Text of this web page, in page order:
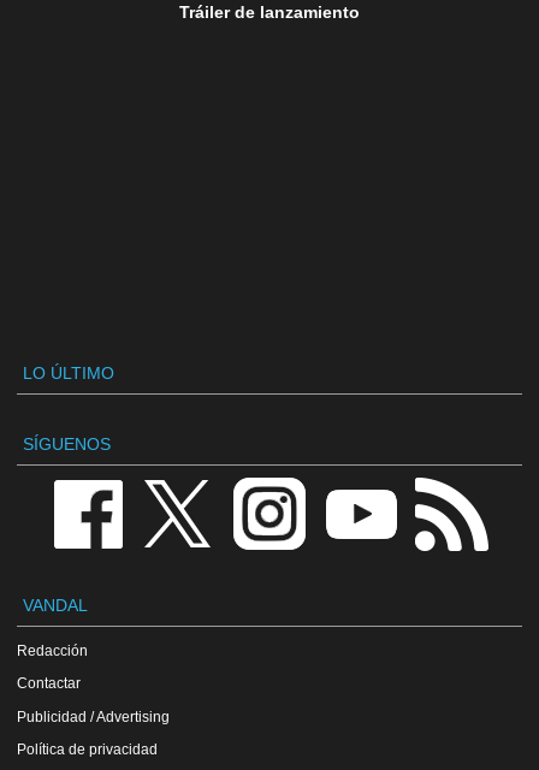
Tráiler de lanzamiento
LO ÚLTIMO
SÍGUENOS
VANDAL
Redacción
Contactar
Publicidad / Advertising
Política de privacidad